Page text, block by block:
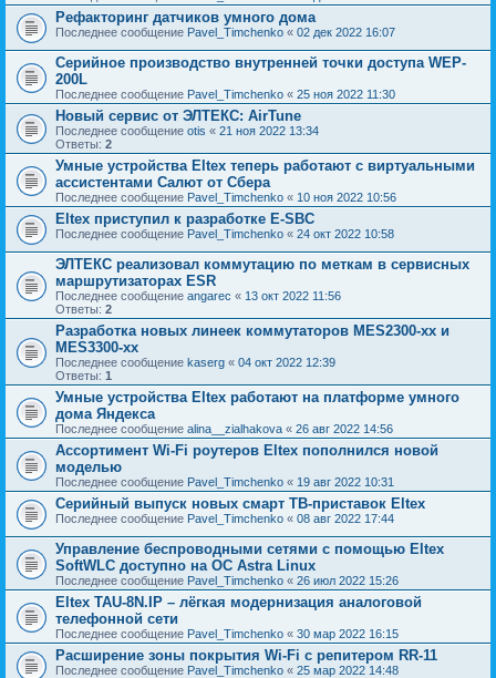
Рефакторинг датчиков умного дома
Последнее сообщение Pavel_Timchenko « 02 дек 2022 16:07
Серийное производство внутренней точки доступа WEP-
200L
Последнее сообщение Pavel_Timchenko « 25 ноя 2022 11:30
Новый сервис от ЭЛТЕКС: AirTune
Последнее сообщение otis « 21 ноя 2022 13:34
Ответы: 2
Умные устройства Eltex теперь работают с виртуальными
ассистентами Салют от Сбера
Последнее сообщение Pavel_Timchenko « 10 ноя 2022 10:56
Eltex приступил к разработке E-SBC
Последнее сообщение Pavel_Timchenko « 24 окт 2022 10:58
ЭЛТЕКС реализовал коммутацию по меткам в сервисных
маршрутизаторах ESR
Последнее сообщение angarec « 13 окт 2022 11:56
Ответы: 2
Разработка новых линеек коммутаторов MES2300-xx и
MES3300-xx
Последнее сообщение kaserg « 04 окт 2022 12:39
Ответы: 1
Умные устройства Eltex работают на платформе умного
дома Яндекса
Последнее сообщение alina__zialhakova « 26 авг 2022 14:56
Ассортимент Wi-Fi роутеров Eltex пополнился новой
моделью
Последнее сообщение Pavel_Timchenko « 19 авг 2022 10:31
Серийный выпуск новых смарт ТВ-приставок Eltex
Последнее сообщение Pavel_Timchenko « 08 авг 2022 17:44
Управление беспроводными сетями с помощью Eltex
SoftWLC доступно на OC Astra Linux
Последнее сообщение Pavel_Timchenko « 26 июл 2022 15:26
Eltex TAU-8N.IP – лёгкая модернизация аналоговой
телефонной сети
Последнее сообщение Pavel_Timchenko « 30 мар 2022 16:15
Расширение зоны покрытия Wi-Fi с репитером RR-11
Последнее сообщение Pavel_Timchenko « 25 мар 2022 14:48